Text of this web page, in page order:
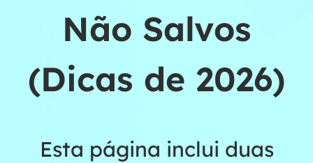
Não Salvos
(Dicas de 2026)
Esta página inclui duas